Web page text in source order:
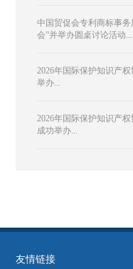
中国贸促会专利商标事
会”并举办圆桌讨论活动...
2026年国际保护知识产
举办...
2026年国际保护知识产
成功举办...
友情链接